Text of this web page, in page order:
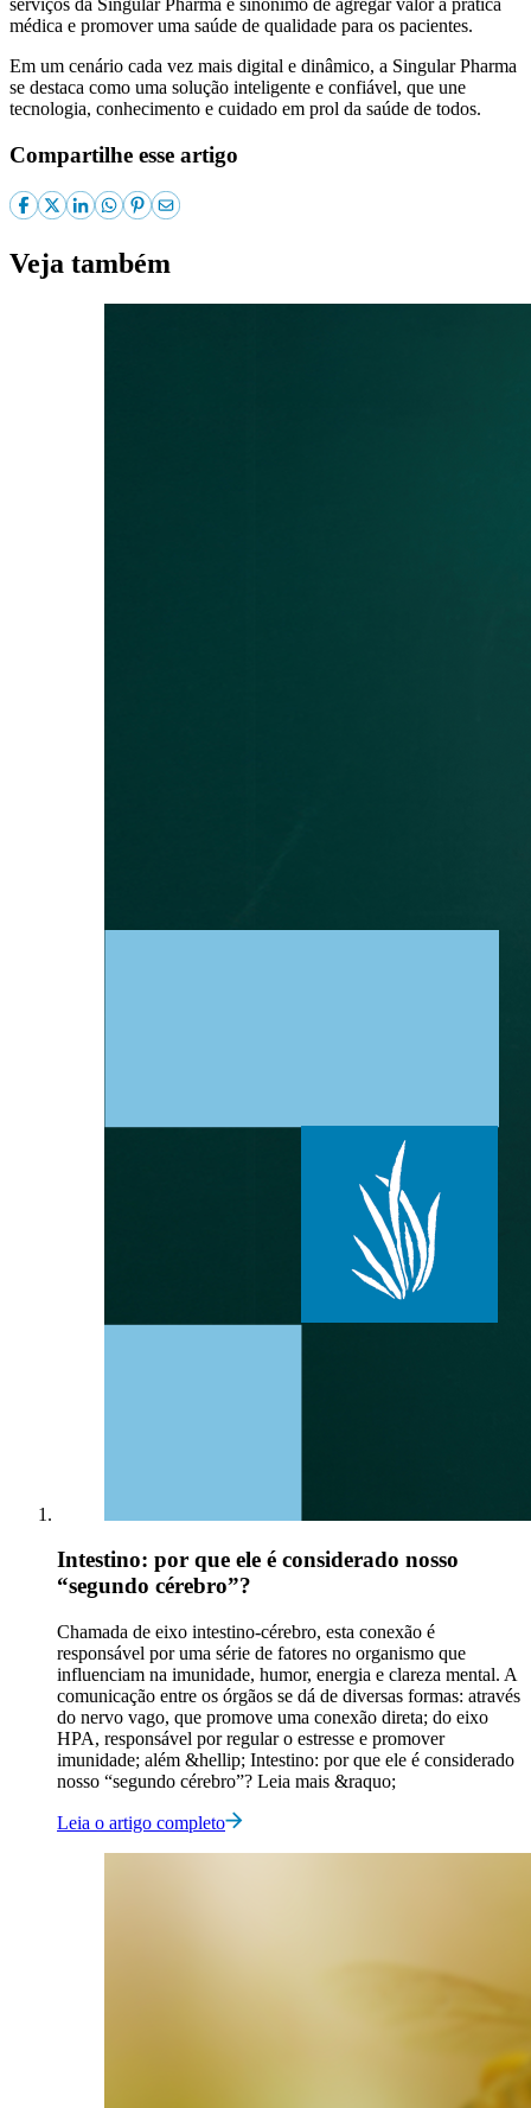
serviços da Singular Pharma é sinônimo de agregar valor à prática
médica e promover uma saúde de qualidade para os pacientes.
Em um cenário cada vez mais digital e dinâmico, a Singular Pharma
se destaca como uma solução inteligente e confiável, que une
tecnologia, conhecimento e cuidado em prol da saúde de todos.
Compartilhe esse artigo
Veja também
Intestino: por que ele é considerado nosso
“segundo cérebro”?
Chamada de eixo intestino-cérebro, esta conexão é
responsável por uma série de fatores no organismo que
influenciam na imunidade, humor, energia e clareza mental. A
comunicação entre os órgãos se dá de diversas formas: através
do nervo vago, que promove uma conexão direta; do eixo
HPA, responsável por regular o estresse e promover
imunidade; além &hellip; Intestino: por que ele é considerado
nosso “segundo cérebro”? Leia mais &raquo;
Leia o artigo completo